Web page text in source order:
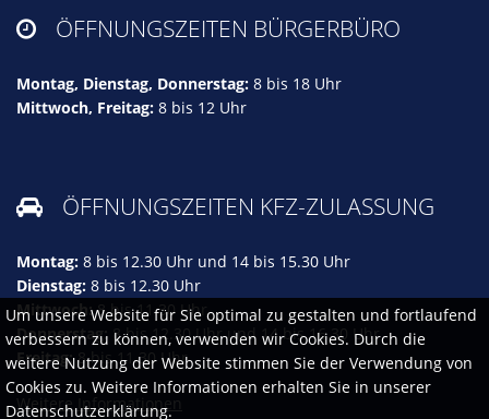
 ÖFFNUNGSZEITEN BÜRGERBÜRO
Montag, Dienstag, Donnerstag: 8 bis 18 Uhr
Mittwoch, Freitag: 8 bis 12 Uhr
 ÖFFNUNGSZEITEN KFZ-ZULASSUNG
Montag: 8 bis 12.30 Uhr und 14 bis 15.30 Uhr
Dienstag: 8 bis 12.30 Uhr
Mittwoch:8 bis 11.30 Uhr
Donnerstag: 8 bis 12.30 Uhr und 14 bis 16.30 Uhr
Freitag:8 bis 11.30 Uhr
Weitere Informationen
Um unsere Website für Sie optimal zu gestalten und fortlaufend
verbessern zu können, verwenden wir Cookies. Durch die
weitere Nutzung der Website stimmen Sie der Verwendung von
Cookies zu. Weitere Informationen erhalten Sie in unserer
Datenschutzerklärung.